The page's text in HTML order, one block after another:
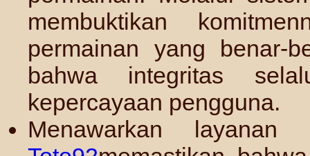
membuktikan
permainan yang benar-
bahwa integritas
kepercayaan pengguna.
Menawarkan